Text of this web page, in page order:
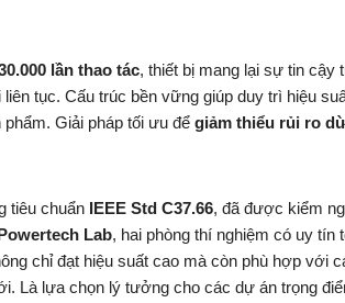
lần thao tác, thiết bị mang lại sự tin cậy
tục. Cấu trúc bền vững giúp duy trì hiệu
Giải pháp tối ưu để giảm thiểu rủi ro
tiêu chuẩn IEEE Std C37.66, đã được kiểm
Lab, hai phòng thí nghiệm có uy tín
chỉ đạt hiệu suất cao mà còn phù hợp với
Là lựa chọn lý tưởng cho các dự án trọng